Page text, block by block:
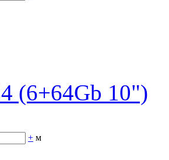
(6+64Gb 10")
+ м